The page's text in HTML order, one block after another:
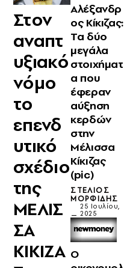
Στον
αναπτ
υξιακό
νόμο
το
επενδ
υτικό
σχέδιο
της
ΜΕΛΙΣ
ΣΑ
ΚΙΚΙΖΑ
Αλέξανδρ
ος Κίκιζας:
Τα δύο
μεγάλα
στοιχήματ
α που
έφεραν
αύξηση
κερδών
στην
Μέλισσα
Κίκιζας
(pic)
ΣΤΈΛΙΟΣ
ΜΟΡΦΊΔΗΣ
25 Ιουλίου,
2025
Ο